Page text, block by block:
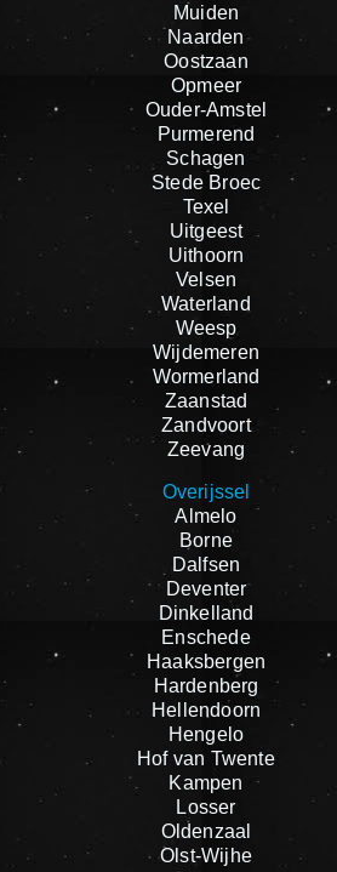
Muiden
Naarden
Oostzaan
Opmeer
Ouder-Amstel
Purmerend
Schagen
Stede Broec
Texel
Uitgeest
Uithoorn
Velsen
Waterland
Weesp
Wijdemeren
Wormerland
Zaanstad
Zandvoort
Zeevang
Overijssel
Almelo
Borne
Dalfsen
Deventer
Dinkelland
Enschede
Haaksbergen
Hardenberg
Hellendoorn
Hengelo
Hof van Twente
Kampen
Losser
Oldenzaal
Olst-Wijhe